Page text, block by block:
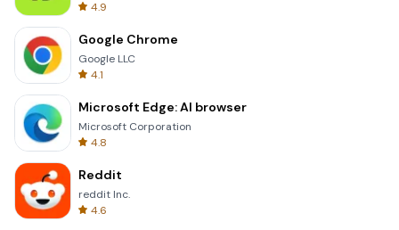
4.9
Google Chrome
Google LLC
4.1
Microsoft Edge: AI browser
Microsoft Corporation
4.8
Reddit
reddit Inc.
4.6